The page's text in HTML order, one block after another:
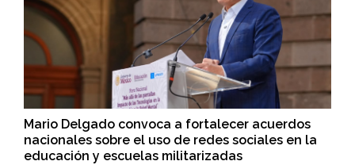
Mario Delgado convoca a fortalecer acuerdos
nacionales sobre el uso de redes sociales en la
educación y escuelas militarizadas